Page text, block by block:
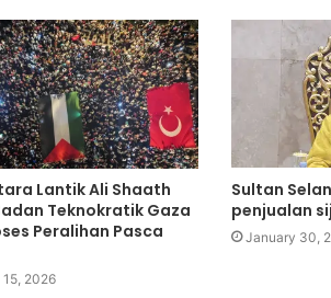
Lantik Ali Shaath
Teknokratik Gaza
Peralihan Pasca
2026
Sultan
penjualan
January 30,